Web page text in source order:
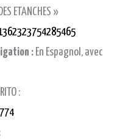
ETANCHES »
: En Espagnol, avec
: